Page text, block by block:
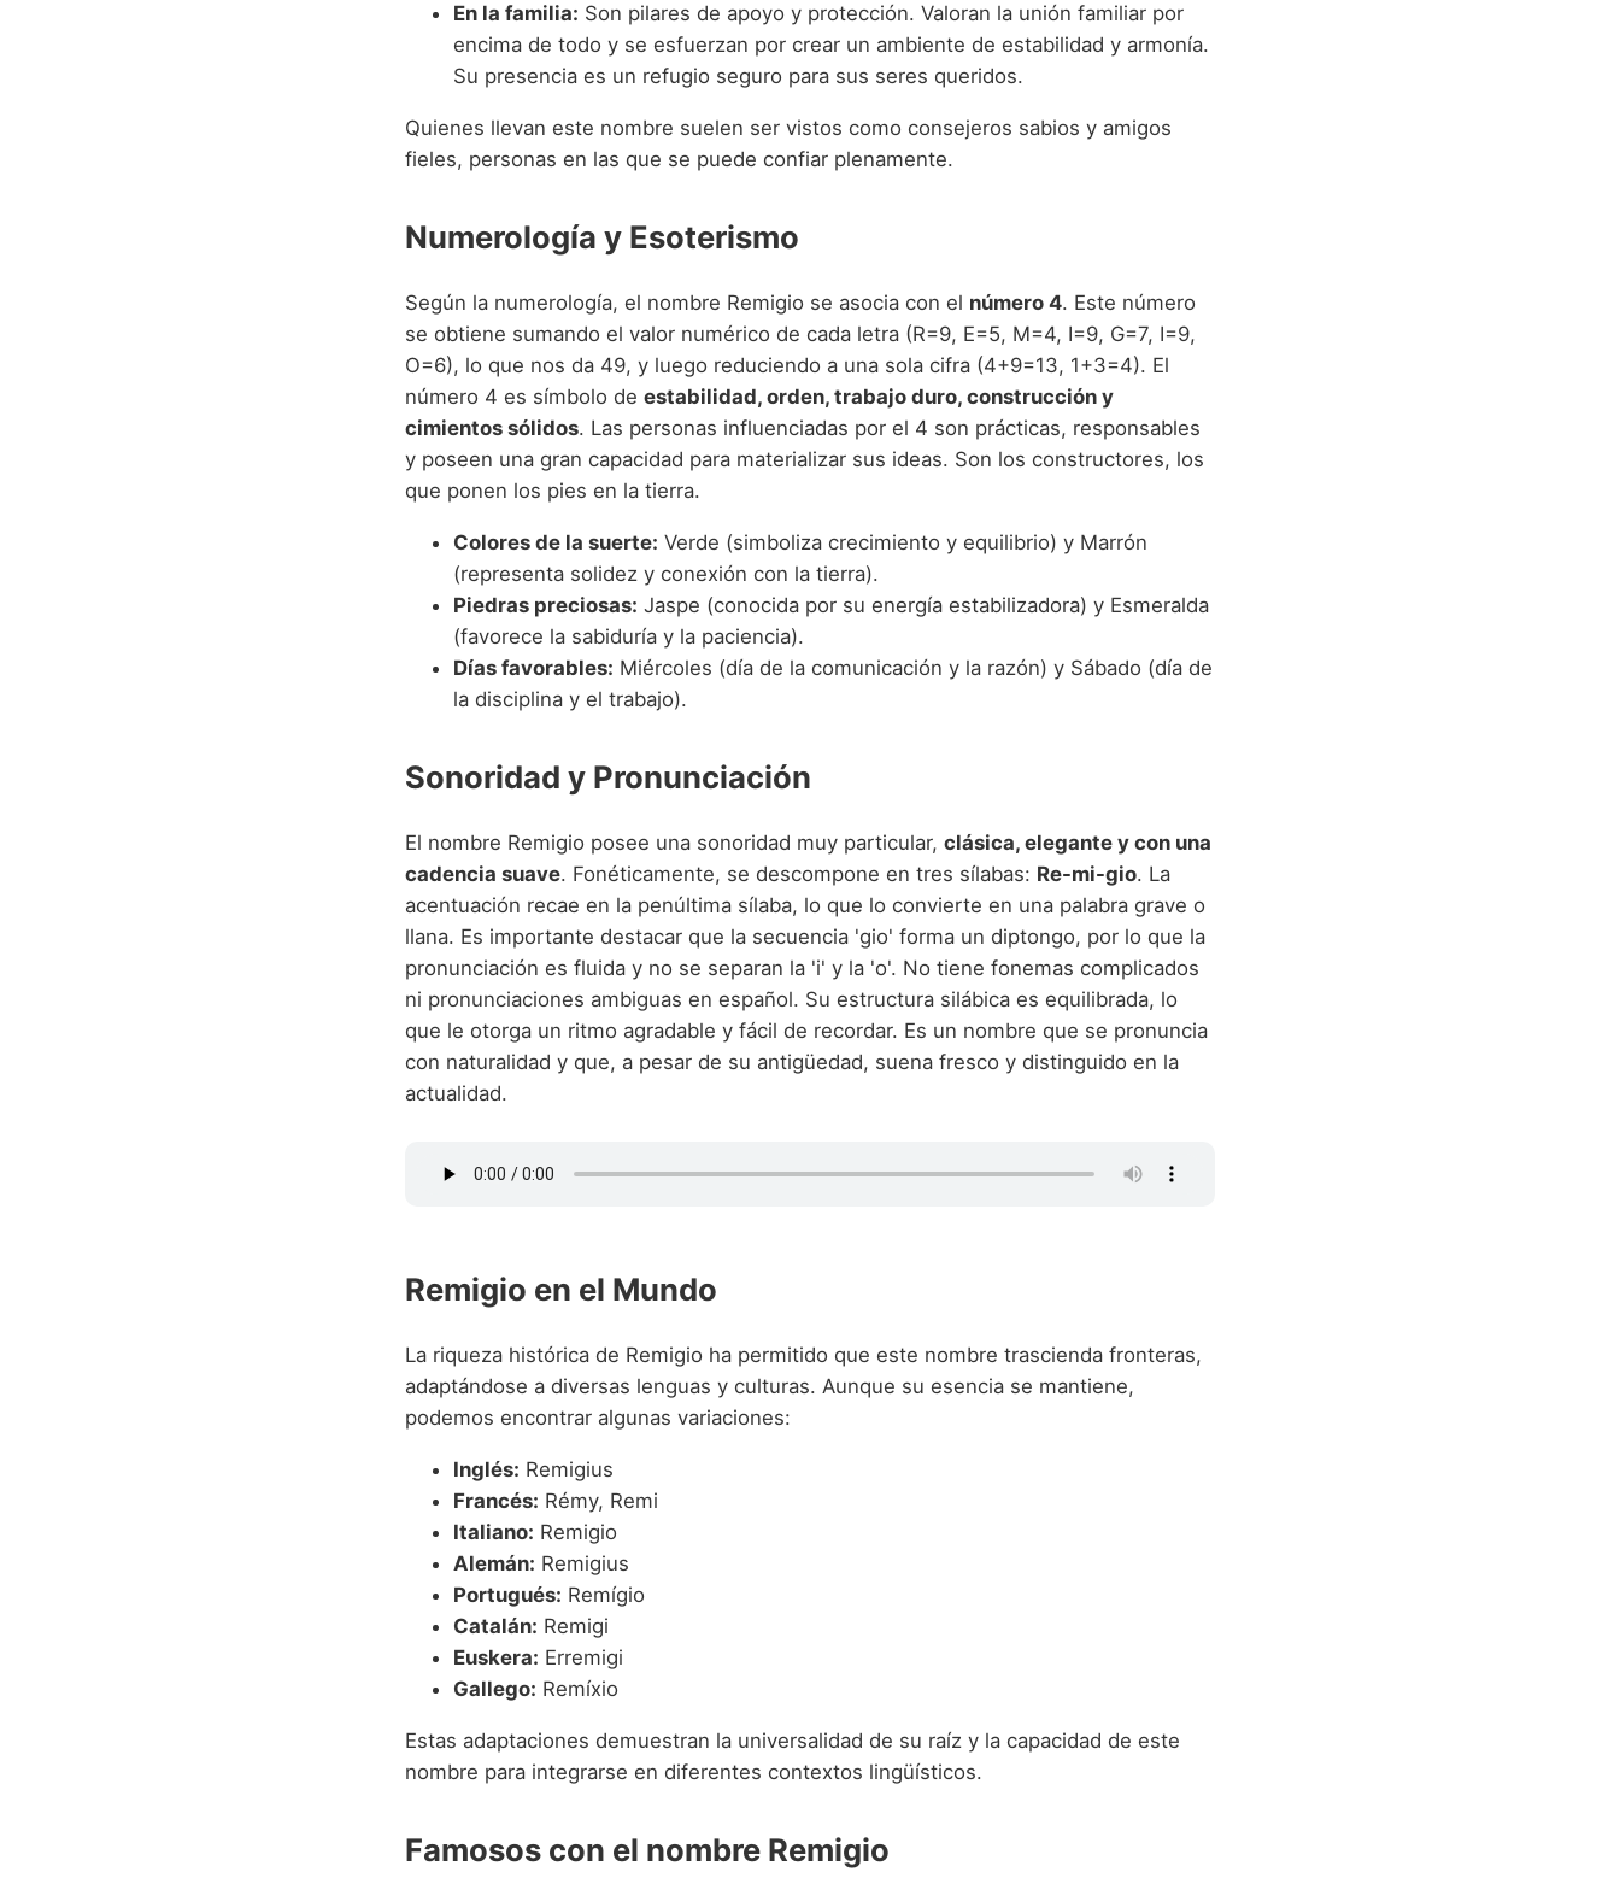
En la familia: Son pilares de apoyo y protección. Valoran la unión familiar por
encima de todo y se esfuerzan por crear un ambiente de estabilidad y armonía.
Su presencia es un refugio seguro para sus seres queridos.
Quienes llevan este nombre suelen ser vistos como consejeros sabios y amigos
fieles, personas en las que se puede confiar plenamente.
Numerología y Esoterismo
Según la numerología, el nombre Remigio se asocia con el número 4. Este número
se obtiene sumando el valor numérico de cada letra (R=9, E=5, M=4, I=9, G=7, I=9,
O=6), lo que nos da 49, y luego reduciendo a una sola cifra (4+9=13, 1+3=4). El
número 4 es símbolo de estabilidad, orden, trabajo duro, construcción y
cimientos sólidos. Las personas influenciadas por el 4 son prácticas, responsables
y poseen una gran capacidad para materializar sus ideas. Son los constructores, los
que ponen los pies en la tierra.
Colores de la suerte: Verde (simboliza crecimiento y equilibrio) y Marrón
(representa solidez y conexión con la tierra).
Piedras preciosas: Jaspe (conocida por su energía estabilizadora) y Esmeralda
(favorece la sabiduría y la paciencia).
Días favorables: Miércoles (día de la comunicación y la razón) y Sábado (día de
la disciplina y el trabajo).
Sonoridad y Pronunciación
El nombre Remigio posee una sonoridad muy particular, clásica, elegante y con una
cadencia suave. Fonéticamente, se descompone en tres sílabas: Re-mi-gio. La
acentuación recae en la penúltima sílaba, lo que lo convierte en una palabra grave o
llana. Es importante destacar que la secuencia 'gio' forma un diptongo, por lo que la
pronunciación es fluida y no se separan la 'i' y la 'o'. No tiene fonemas complicados
ni pronunciaciones ambiguas en español. Su estructura silábica es equilibrada, lo
que le otorga un ritmo agradable y fácil de recordar. Es un nombre que se pronuncia
con naturalidad y que, a pesar de su antigüedad, suena fresco y distinguido en la
actualidad.
Remigio en el Mundo
La riqueza histórica de Remigio ha permitido que este nombre trascienda fronteras,
adaptándose a diversas lenguas y culturas. Aunque su esencia se mantiene,
podemos encontrar algunas variaciones:
Inglés: Remigius
Francés: Rémy, Remi
Italiano: Remigio
Alemán: Remigius
Portugués: Remígio
Catalán: Remigi
Euskera: Erremigi
Gallego: Remíxio
Estas adaptaciones demuestran la universalidad de su raíz y la capacidad de este
nombre para integrarse en diferentes contextos lingüísticos.
Famosos con el nombre Remigio